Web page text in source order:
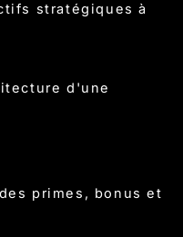
stratégiques à
d'une
primes, bonus et